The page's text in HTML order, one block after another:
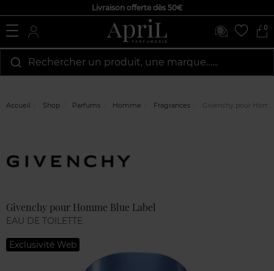
Livraison offerte dès 50€
0
Rechercher un produit, une marque…...
Accueil Shop Parfums Homme Fragrances Givenchy pour
Givenchy pour Homme Blue Label
EAU DE TOILETTE
Exclusivité Web